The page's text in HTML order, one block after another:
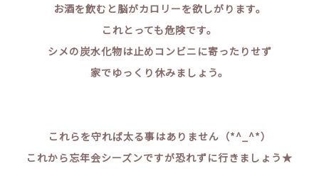
お酒を飲むと脳がカロリーを欲しがります。
これとっても危険です。
シメの炭水化物は止めコンビニに寄ったりせず
家でゆっくり休みましょう。
これらを守れば太る事はありません（*^_^*）
これから忘年会シーズンですが恐れずに行きましょう★